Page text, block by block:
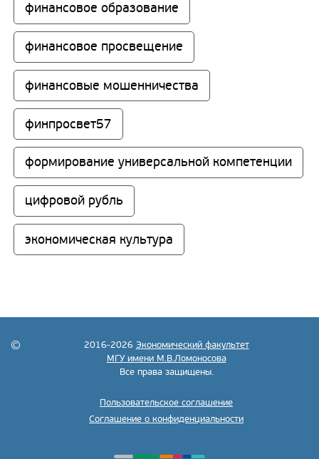
финансовое образование
финансовое просвещение
финансовые мошенничества
финпросвет57
формирование универсальной компетенции
цифровой рубль
экономическая культура
2016-2026 Экономический факультет
МГУ имени М.В.Ломоносова
Все права защищены.
Пользовательское соглашение
Соглашение о конфиденциальности